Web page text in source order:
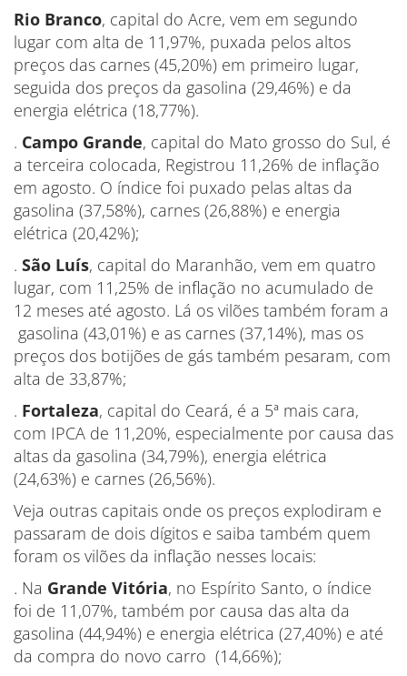
Rio Branco, capital do Acre, vem em segundo
lugar com alta de 11,97%, puxada pelos altos
preços das carnes (45,20%) em primeiro lugar,
seguida dos preços da gasolina (29,46%) e da
energia elétrica (18,77%).
. Campo Grande, capital do Mato grosso do Sul, é
a terceira colocada, Registrou 11,26% de inflação
em agosto. O índice foi puxado pelas altas da
gasolina (37,58%), carnes (26,88%) e energia
elétrica (20,42%);
. São Luís, capital do Maranhão, vem em quatro
lugar, com 11,25% de inflação no acumulado de
12 meses até agosto. Lá os vilões também foram a
gasolina (43,01%) e as carnes (37,14%), mas os
preços dos botijões de gás também pesaram, com
alta de 33,87%;
. Fortaleza, capital do Ceará, é a 5ª mais cara,
com IPCA de 11,20%, especialmente por causa das
altas da gasolina (34,79%), energia elétrica
(24,63%) e carnes (26,56%).
Veja outras capitais onde os preços explodiram e
passaram de dois dígitos e saiba também quem
foram os vilões da inflação nesses locais:
. Na Grande Vitória, no Espírito Santo, o índice
foi de 11,07%, também por causa das alta da
gasolina (44,94%) e energia elétrica (27,40%) e até
da compra do novo carro (14,66%);